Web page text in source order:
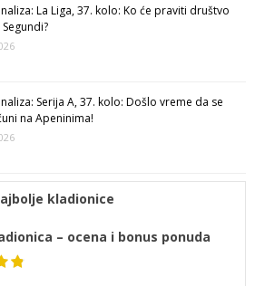
La Liga, 37. kolo: Ko će praviti društvo
Serija A, 37. kolo: Došlo vreme da se
na Apeninima!
kladionice
– ocena i bonus ponuda